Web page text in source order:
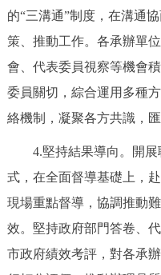
的“三溝通”制度，在溝通
策、推動工作。各承辦單
會、代表委員視察等機會
委員關切，綜合運用多種
絡機制，凝聚各方共識，匯
4.堅持結果導向。開展
式，在全面督導基礎上，
現場重點督導，協調推動
效。堅持政府部門答卷、
市政府績效考評，對各承